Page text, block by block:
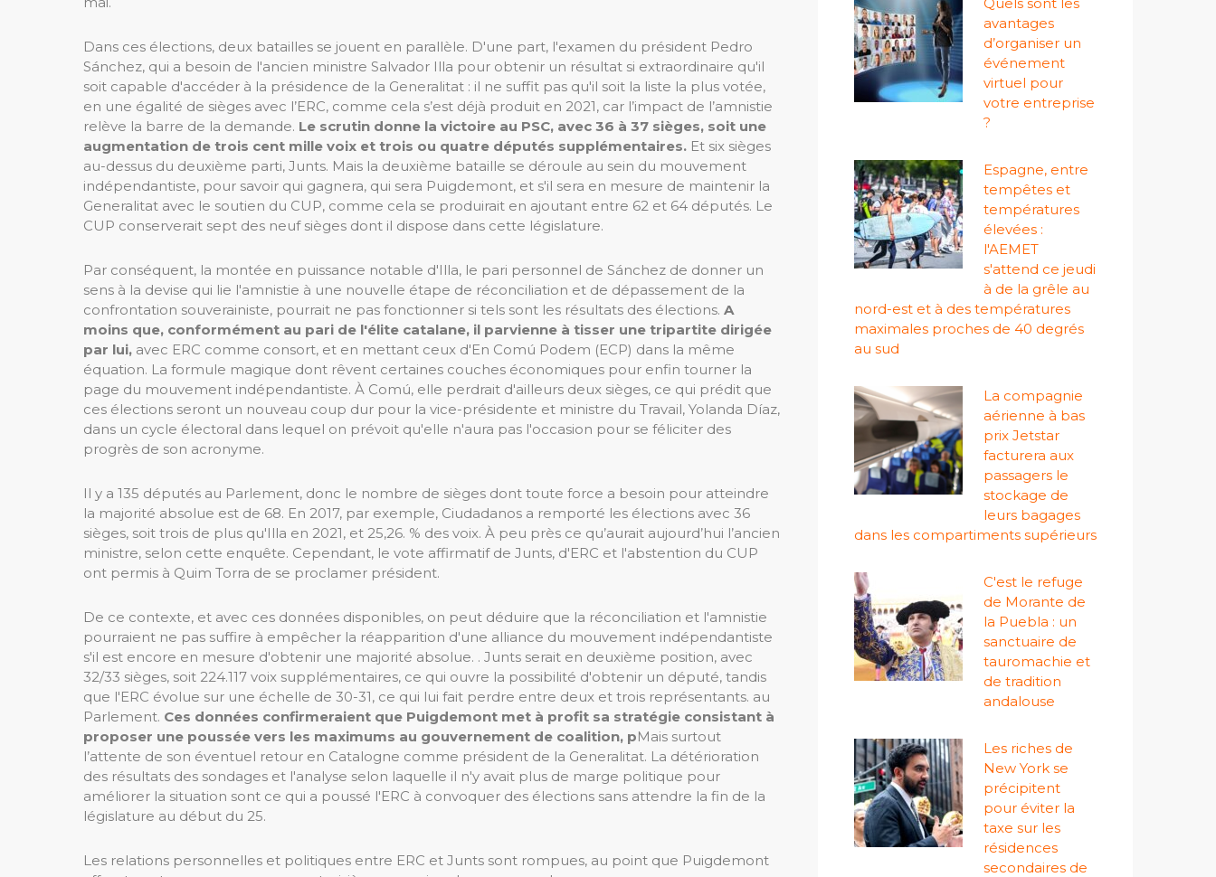
Dans ces élections, deux batailles se jouent en parallèle. D'une part, l'examen du président Pedro
Sánchez, qui a besoin de l'ancien ministre Salvador Illa pour obtenir un résultat si extraordinaire qu'il
soit capable d'accéder à la présidence de la Generalitat : il ne suffit pas qu'il soit la liste la plus votée,
en une égalité de sièges avec l’ERC, comme cela s’est déjà produit en 2021, car l’impact de l’amnistie
relève la barre de la demande. Le scrutin donne la victoire au PSC, avec 36 à 37 sièges, soit une
augmentation de trois cent mille voix et trois ou quatre députés supplémentaires. Et six sièges
au-dessus du deuxième parti, Junts. Mais la deuxième bataille se déroule au sein du mouvement
indépendantiste, pour savoir qui gagnera, qui sera Puigdemont, et s'il sera en mesure de maintenir la
Generalitat avec le soutien du CUP, comme cela se produirait en ajoutant entre 62 et 64 députés. Le
CUP conserverait sept des neuf sièges dont il dispose dans cette législature.
Par conséquent, la montée en puissance notable d'Illa, le pari personnel de Sánchez de donner un
sens à la devise qui lie l'amnistie à une nouvelle étape de réconciliation et de dépassement de la
confrontation souverainiste, pourrait ne pas fonctionner si tels sont les résultats des élections. A
moins que, conformément au pari de l'élite catalane, il parvienne à tisser une tripartite dirigée
par lui, avec ERC comme consort, et en mettant ceux d'En Comú Podem (ECP) dans la même
équation. La formule magique dont rêvent certaines couches économiques pour enfin tourner la
page du mouvement indépendantiste. À Comú, elle perdrait d'ailleurs deux sièges, ce qui prédit que
ces élections seront un nouveau coup dur pour la vice-présidente et ministre du Travail, Yolanda Díaz,
dans un cycle électoral dans lequel on prévoit qu'elle n'aura pas l'occasion pour se féliciter des
progrès de son acronyme.
Il y a 135 députés au Parlement, donc le nombre de sièges dont toute force a besoin pour atteindre
la majorité absolue est de 68. En 2017, par exemple, Ciudadanos a remporté les élections avec 36
sièges, soit trois de plus qu'Illa en 2021, et 25,26. % des voix. À peu près ce qu’aurait aujourd’hui l’ancien
ministre, selon cette enquête. Cependant, le vote affirmatif de Junts, d'ERC et l'abstention du CUP
ont permis à Quim Torra de se proclamer président.
De ce contexte, et avec ces données disponibles, on peut déduire que la réconciliation et l'amnistie
pourraient ne pas suffire à empêcher la réapparition d'une alliance du mouvement indépendantiste
s'il est encore en mesure d'obtenir une majorité absolue. . Junts serait en deuxième position, avec
32/33 sièges, soit 224.117 voix supplémentaires, ce qui ouvre la possibilité d'obtenir un député, tandis
que l'ERC évolue sur une échelle de 30-31, ce qui lui fait perdre entre deux et trois représentants. au
Parlement. Ces données confirmeraient que Puigdemont met à profit sa stratégie consistant à
proposer une poussée vers les maximums au gouvernement de coalition, pMais surtout
l’attente de son éventuel retour en Catalogne comme président de la Generalitat. La détérioration
des résultats des sondages et l'analyse selon laquelle il n'y avait plus de marge politique pour
améliorer la situation sont ce qui a poussé l'ERC à convoquer des élections sans attendre la fin de la
législature au début du 25.
Les relations personnelles et politiques entre ERC et Junts sont rompues, au point que Puigdemont
avantages
d’organiser un
événement
virtuel pour
votre entreprise
?
Espagne, entre
tempêtes et
températures
élevées :
l'AEMET
s'attend ce jeudi
à de la grêle au
nord-est et à des températures
maximales proches de 40 degrés
au sud
La compagnie
aérienne à bas
prix Jetstar
facturera aux
passagers le
stockage de
leurs bagages
dans les compartiments supérieurs
C'est le refuge
de Morante de
la Puebla : un
sanctuaire de
tauromachie et
de tradition
andalouse
Les riches de
New York se
précipitent
pour éviter la
taxe sur les
résidences
secondaires de